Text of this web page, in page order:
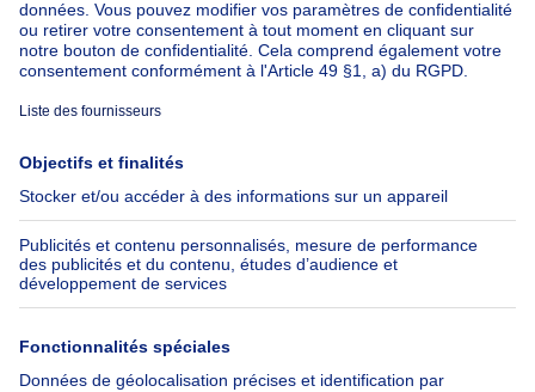
Immoweb
Presse
Emplois
Groupe Axel Springer
SeLoger.com
Immowelt.de
Belfius
Assurances
Check-list déménagement
Aide Suivez-nous